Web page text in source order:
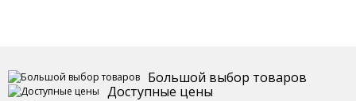
Большой выбор товаров
Доступные цены